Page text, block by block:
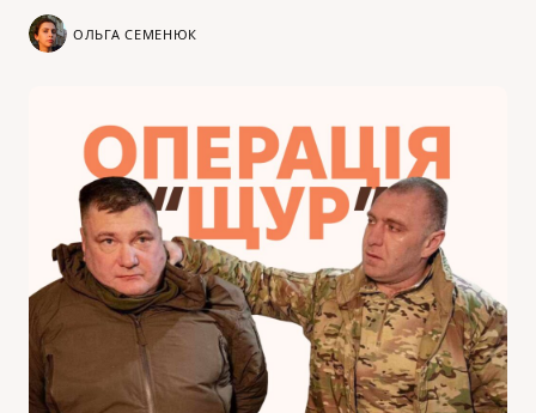
ОЛЬГА СЕМЕНЮК